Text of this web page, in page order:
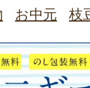
お中元 枝